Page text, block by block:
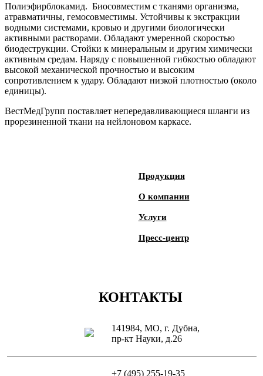
Полиэфирблокамид. Биосовместим с тканями организма,
атравматичны, гемосовместимы. Устойчивы к экстракции
водными системами, кровью и другими биологически
активными растворами. Обладают умеренной скоростью
биодеструкции. Стойки к минеральным и другим химически
активным средам. Наряду с повышенной гибкостью обладают
высокой механической прочностью и высоким
сопротивлением к удару. Обладают низкой плотностью (около
единицы).
ВестМедГрупп поставляет непередавливающиеся шланги из
прорезиненной ткани на нейлоновом каркасе.
Продукция
О компании
Услуги
Пресс-центр
КОНТАКТЫ
141984, МО, г. Дубна,
пр-кт Науки, д.26
+7 (495) 255-19-35